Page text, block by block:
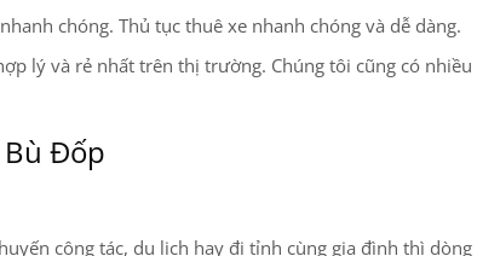
chóng. Thủ tục thuê xe nhanh chóng và dễ dàng.
lý và rẻ nhất trên thị trường. Chúng tôi cũng có
Đốp
công tác, du lịch hay đi tỉnh cùng gia đình thì dòng